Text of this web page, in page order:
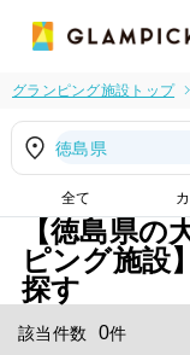
グランピング施設トップ
徳島県
全て
【徳島県
ピング施設
探す
該当件数 0件